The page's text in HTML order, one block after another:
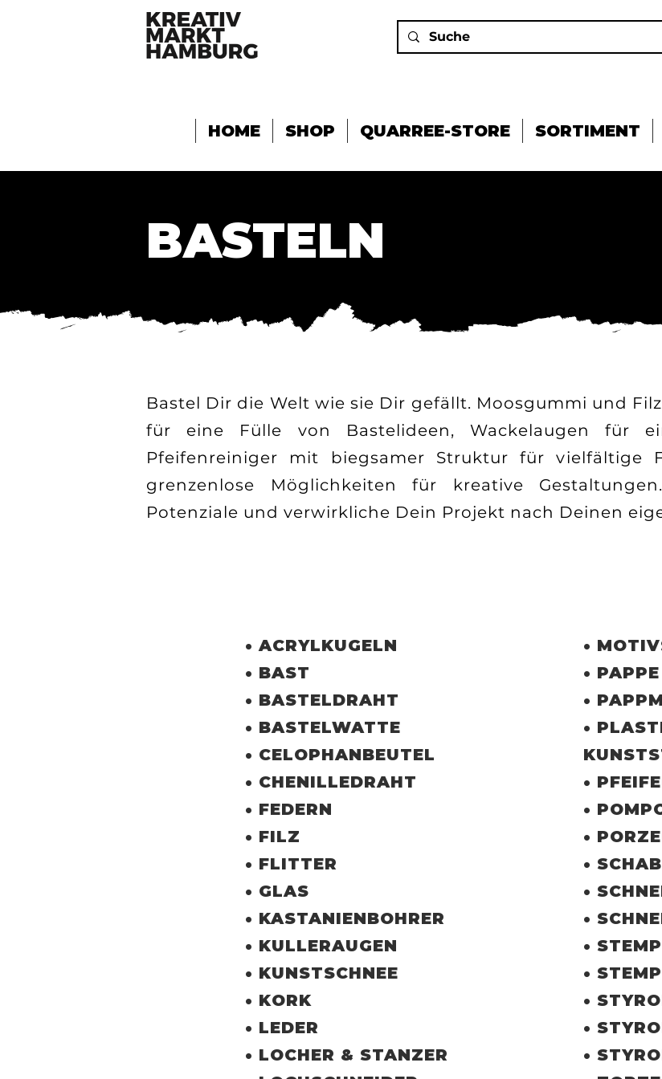
HOME SHOP QUARREE-STORE SORTIMENT
BASTELN
Bastel Dir die Welt wie sie Dir gefällt. Moosgummi und
für eine Fülle von Bastelideen, Wackelaugen für
Pfeifenreiniger mit biegsamer Struktur für vielfältige
grenzenlose Möglichkeiten für kreative
Potenziale und verwirkliche Dein Projekt nach Deinen
• ACRYLKUGELN
• BAST
• BASTELDRAHT
• BASTELWATTE
• CELOPHANBEUTEL
• CHENILLEDRAHT
• FEDERN
• FILZ
• FLITTER
• GLAS
• KASTANIENBOHRER
• KULLERAUGEN
• KUNSTSCHNEE
• KORK
• LEDER
• LOCHER & STANZER
•
• PAPPE
•
•
•
•
•
•
•
•
•
•
•
•
•